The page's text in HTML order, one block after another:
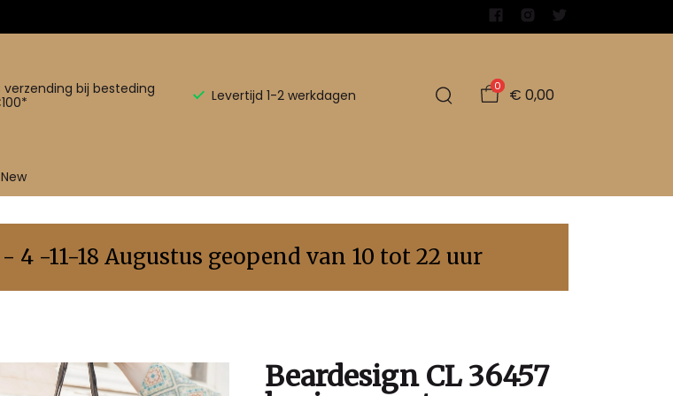
verzending bij besteding
Levertijd 1-2 werkdagen
0 € 0,00
New
-11-18 Augustus geopend van 10 tot 22 uur
Beardesign CL 36457